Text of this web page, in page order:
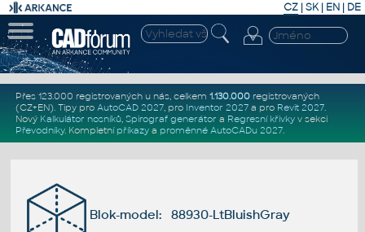
CZ | SK| EN | DE
Přes 123.000 registrovaných u nás, celkem 1.130.000registrovaných
(CZ+EN). Tipy pro AutoCAD 2027, pro Inventor 2027a pro Revit 2027.
Nový Kalkulátor nosníků, Spirograf generátor a Regresní křivkyv sekci
Převodníky. Kompletní příkazya proměnné AutoCADu 2027.
Blok-model: 88930-LtBluishGray